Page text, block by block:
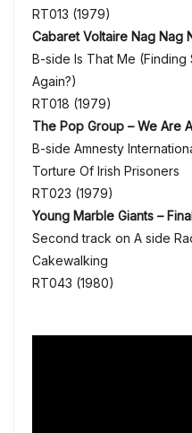
RT013 (1979)
Cabaret Voltaire Nag Nag
B-side Is That Me
Again?)
RT018 (1979)
The Pop Group – We Are
B-side Amnesty
Torture Of Irish Prisoners
RT023 (1979)
Young Marble Giants –
Second track on A side
Cakewalking
RT043 (1980)